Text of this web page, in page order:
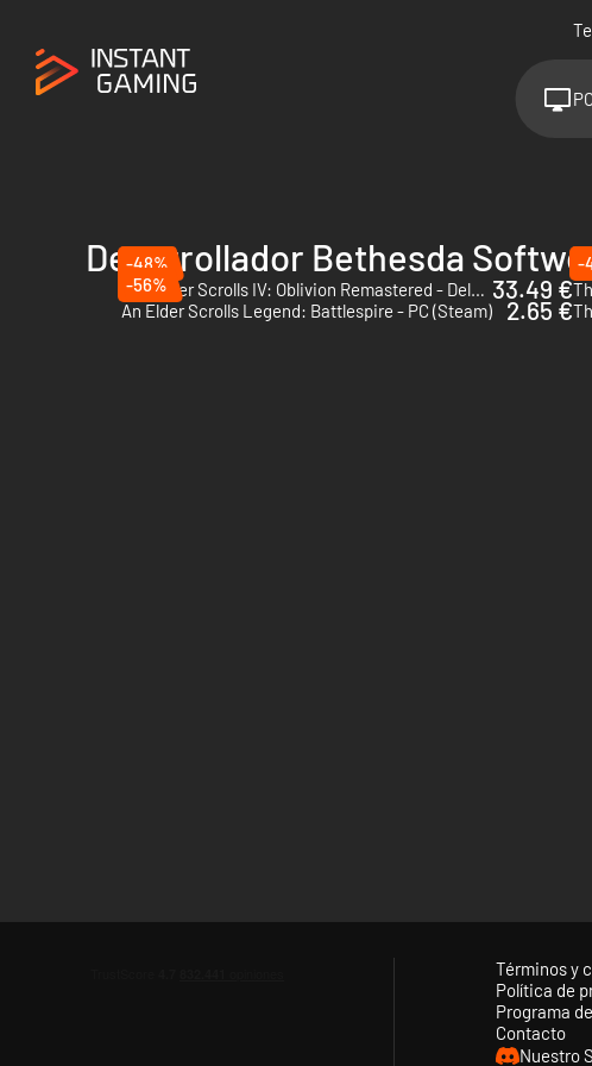
PC
Desarrollador Bethesda
-48%
The Elder Scrolls IV: Oblivion Remastered - Deluxe Edition - PC (Steam) 33.49 €
-
-56%
An Elder Scrolls Legend: Battlespire - PC (Steam)
2.65 €
Términos y
Política de
Programa
Contacto
Nuestro